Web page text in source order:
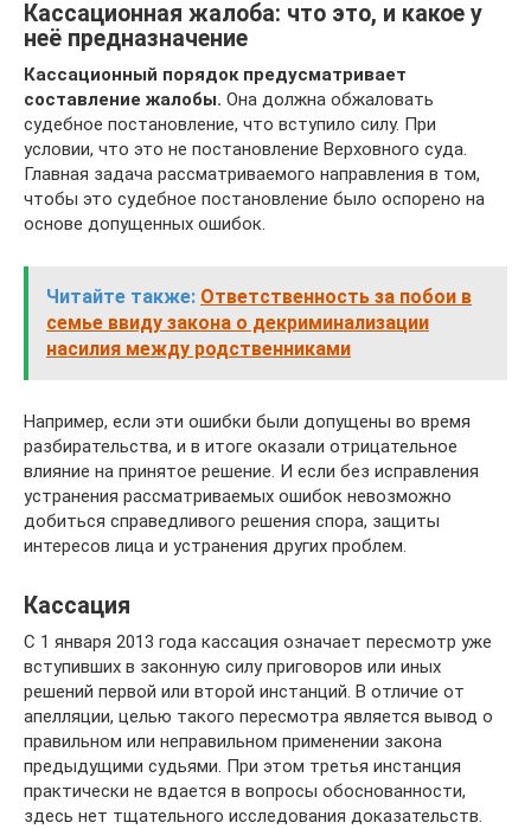
Кассационная жалоба: что это, и какое у
неё предназначение
Кассационный порядок предусматривает
составление жалобы. Она должна обжаловать
судебное постановление, что вступило силу. При
условии, что это не постановление Верховного суда.
Главная задача рассматриваемого направления в том,
чтобы это судебное постановление было оспорено на
основе допущенных ошибок.
Читайте также: Ответственность за побои в
семье ввиду закона о декриминализации
насилия между родственниками
Например, если эти ошибки были допущены во время
разбирательства, и в итоге оказали отрицательное
влияние на принятое решение. И если без исправления
устранения рассматриваемых ошибок невозможно
добиться справедливого решения спора, защиты
интересов лица и устранения других проблем.
Кассация
С 1 января 2013 года кассация означает пересмотр уже
вступивших в законную силу приговоров или иных
решений первой или второй инстанций. В отличие от
апелляции, целью такого пересмотра является вывод о
правильном или неправильном применении закона
предыдущими судьями. При этом третья инстанция
практически не вдается в вопросы обоснованности,
здесь нет тщательного исследования доказательств.